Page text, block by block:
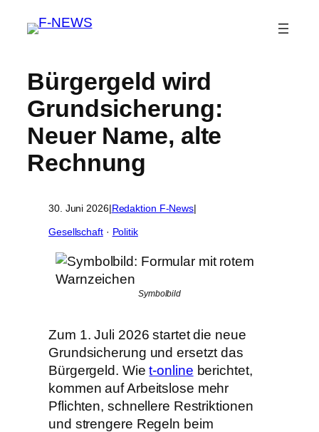
Bürgergeld wird
Grundsicherung:
Neuer Name, alte
Rechnung
30. Juni 2026|Redaktion F-News|
Gesellschaft · Politik
Symbolbild
Zum 1. Juli 2026 startet die neue
Grundsicherung und ersetzt das
Bürgergeld. Wiet-online berichtet,
kommen auf Arbeitslose mehr
Pflichten, schnellere Restriktionen
und strengere Regeln beim